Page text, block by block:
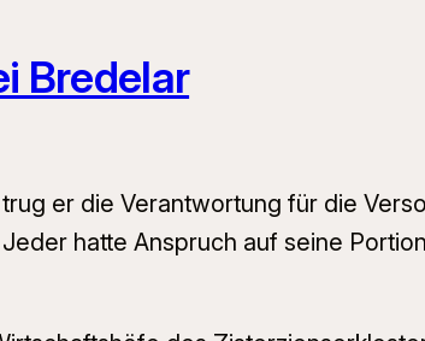
Bredelar
er die Verantwortung für die
hatte Anspruch auf seine